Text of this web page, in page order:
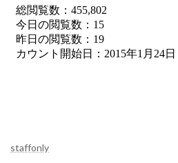
staffonly